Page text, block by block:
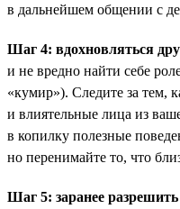
в дальнейшем общении с
Шаг 4: вдохновляться
и не вредно найти себе
«кумир»). Следите за тем,
и влиятельные лица из
в копилку полезные
но перенимайте то, что
Шаг 5: заранее